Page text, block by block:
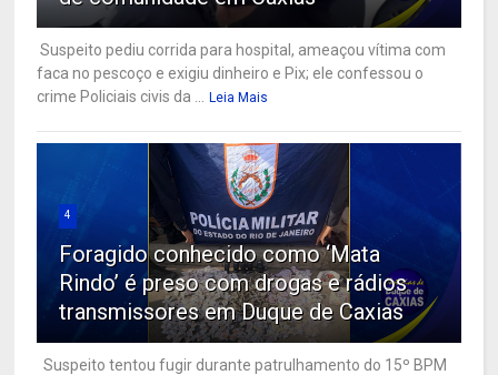
Suspeito pediu corrida para hospital, ameaçou vítima com
faca no pescoço e exigiu dinheiro e Pix; ele confessou o
crime Policiais civis da ...
Leia Mais
4
Foragido conhecido como ‘Mata
Rindo’ é preso com drogas e rádios
transmissores em Duque de Caxias
Suspeito tentou fugir durante patrulhamento do 15º BPM